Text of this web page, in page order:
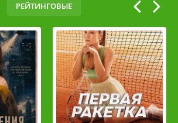
РЕЙТИНГОВЫЕ